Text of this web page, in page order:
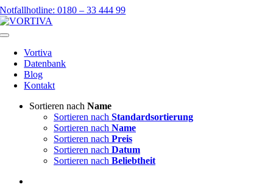
Skip
to
content
Notfallhotline: 0180 – 33 444 99
Toggle
Navigation
Vortiva
Datenbank
Blog
Kontakt
Sortieren nach Name
Sortieren nach Standardsortierung
Sortieren nach Name
Sortieren nach Preis
Sortieren nach Datum
Sortieren nach Beliebtheit